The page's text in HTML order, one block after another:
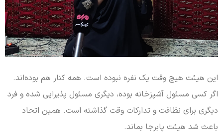
این هیئت هیچ وقت یک نفره نبوده است. همه کنار هم بوده‌اند.
اگر کسی مسئول آشپزخانه بوده، دیگری مسئول پذیرایی شده و فرد
دیگری برای نظافت و تدارکات وقت گذاشته است. همین اتحاد
باعث شد هیئت پابرجا بماند.